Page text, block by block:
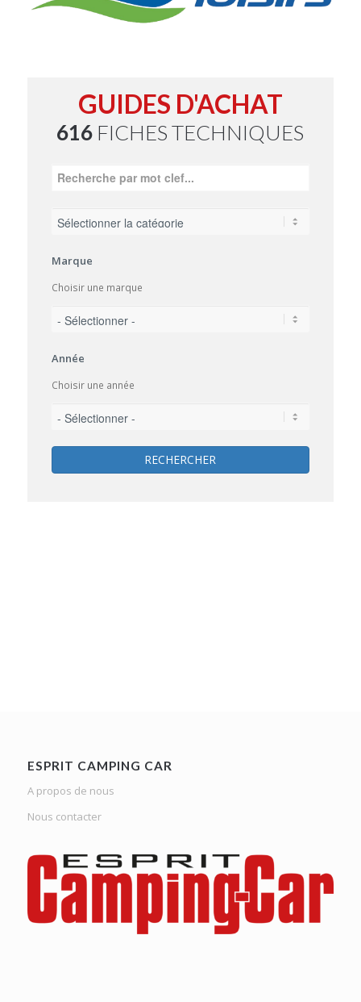
GUIDES D'ACHAT
616 FICHES TECHNIQUES
Marque
Choisir une marque
Année
Choisir une année
RECHERCHER
ESPRIT CAMPING CAR
A propos de nous
Nous contacter